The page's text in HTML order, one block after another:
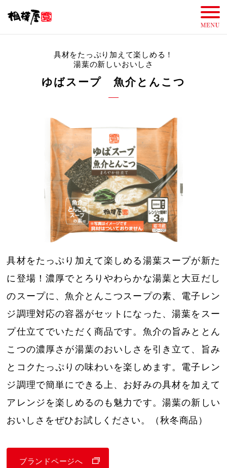
具材をたっぷり加えて楽しめる！
湯葉の新しいおいしさ
ゆばスープ 魚介とんこつ
具材をたっぷり加えて楽しめる湯葉スープが新た
に登場！濃厚でとろりやわらかな湯葉と大豆だし
のスープに、魚介とんこつスープの素、電子レン
ジ調理対応の容器がセットになった、湯葉をスー
プ仕立てでいただく商品です。魚介の旨みととん
こつの濃厚さが湯葉のおいしさを引き立て、旨み
とコクたっぷりの味わいを楽しめます。電子レン
ジ調理で簡単にできる上、お好みの具材を加えて
アレンジを楽しめるのも魅力です。湯葉の新しい
おいしさをぜひお試しください。（秋冬商品）
ブランドページへ